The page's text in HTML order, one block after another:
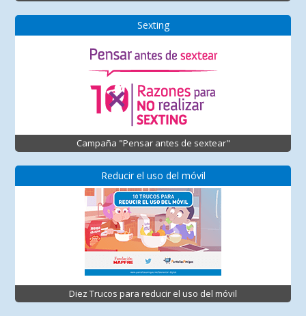
Sexting
Campaña "Pensar antes de sextear"
Reducir el uso del móvil
Diez Trucos para reducir el uso del móvil